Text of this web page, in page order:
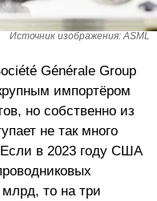
Источник изображения: ASML
Générale Group
импортёром
но собственно из
не так много
в 2023 году США
то на три